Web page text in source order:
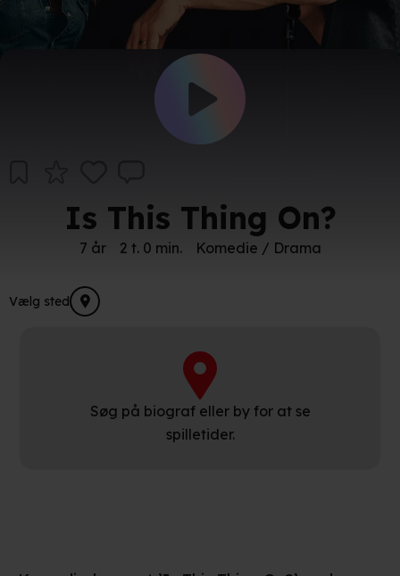
Is This Thing On?
7 år 2 t. 0 min. Komedie / Drama
Vælg sted
Søg på biograf eller by for at se
spilletider.